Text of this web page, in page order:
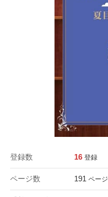
登録数 16 登録
ページ数 191 ページ